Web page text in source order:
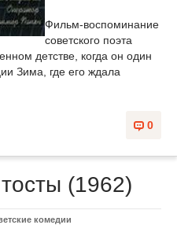
Фильм-воспоминание
советского поэта
детстве, когда он один
Зима, где его ждала
0
(1962)
комедии